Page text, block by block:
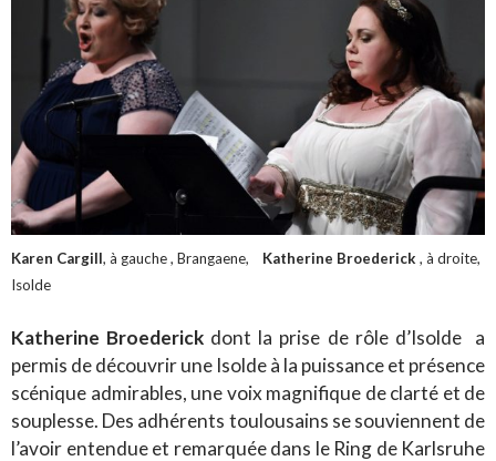
Karen Cargill, à gauche , Brangaene, Katherine Broederick , à droite,
Isolde
Katherine Broederick dont la prise de rôle d’Isolde a
permis de découvrir une Isolde à la puissance et présence
scénique admirables, une voix magnifique de clarté et de
souplesse. Des adhérents toulousains se souviennent de
l’avoir entendue et remarquée dans le Ring de Karlsruhe